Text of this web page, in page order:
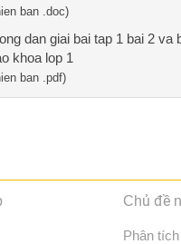
ban .doc)
dan giai bai tap 1 bai 2 va
khoa lop 1
ban .pdf)
Chủ đề
Phân